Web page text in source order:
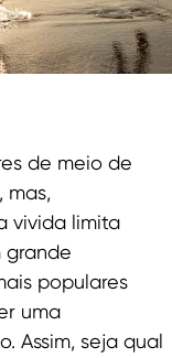
de meio de
mas,
vivida limita
grande
populares
uma
Assim, seja qual